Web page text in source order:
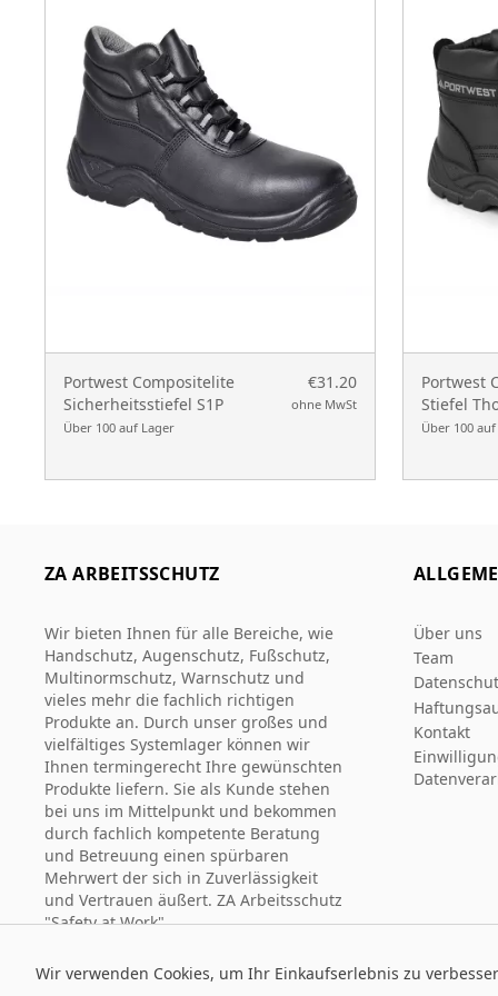
Portwest Compositelite
Sicherheitsstiefel S1P
Über 100 auf Lager
€31.20
ohne MwSt
Portwest
Stiefel
Über 100
ZA ARBEITSSCHUTZ
Wir bieten Ihnen für alle Bereiche, wie
Handschutz, Augenschutz, Fußschutz,
Multinormschutz, Warnschutz und
vieles mehr die fachlich richtigen
Produkte an. Durch unser großes und
vielfältiges Systemlager können wir
Ihnen termingerecht Ihre gewünschten
Produkte liefern. Sie als Kunde stehen
bei uns im Mittelpunkt und bekommen
durch fachlich kompetente Beratung
und Betreuung einen spürbaren
Mehrwert der sich in Zuverlässigkeit
und Vertrauen äußert. ZA Arbeitsschutz
"Safety at Work".
Über uns
Team
Kontakt
© 2026 Za Arbeitsschutz
Wir verwenden Cookies, um Ihr Einkaufserlebnis zu